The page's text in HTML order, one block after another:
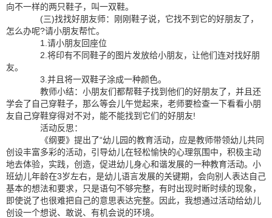
向不一样的两只鞋子，叫一双鞋。
(三)找找好朋友师：刚刚鞋子说，它找不到它的好朋友了，
怎么办呢?请小朋友帮忙。
1.请小朋友回座位
2.将印有不同鞋子的图片发放给小朋友，让他们连对找好朋
友。
3.并且将一双鞋子涂成一种颜色。
教师小结：小朋友们都帮鞋子找到他们的好朋友了，并且还
学会了自己穿鞋子，那么等会儿午觉起来，老师要检查一下看看小朋
友自己穿鞋穿得对不对，能不能找到它们的好朋友!
活动反思：
《纲要》提出了“幼儿园的教育活动，应是教师带领幼儿共同
创设丰富多彩的活动，引导幼儿在轻松愉快的心理氛围中，积极主动
地去体验，实践，创造，促进幼儿身心和谐发展的一种教育活动。小
班幼儿年龄在3岁左右，是幼儿语言发展的关键期，会向别人表达自己
基本的想法和要求，只是语句不够完整，有时出现时断时续的现象，
即使说了也很难把自己的意思表达完整。因此，我想通过活动给幼儿
创设一个想说、敢说、有机会说的环境。